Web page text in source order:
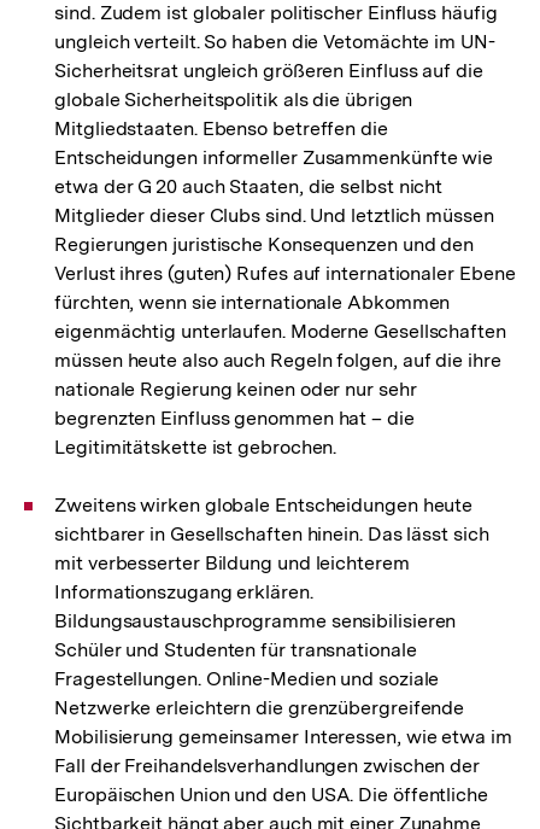
sind. Zudem ist globaler politischer Einfluss häufig
ungleich verteilt. So haben die Vetomächte im UN-
Sicherheitsrat ungleich größeren Einfluss auf die
globale Sicherheitspolitik als die übrigen
Mitgliedstaaten. Ebenso betreffen die
Entscheidungen informeller Zusammenkünfte wie
etwa der G 20 auch Staaten, die selbst nicht
Mitglieder dieser Clubs sind. Und letztlich müssen
Regierungen juristische Konsequenzen und den
Verlust ihres (guten) Rufes auf internationaler Ebene
fürchten, wenn sie internationale Abkommen
eigenmächtig unterlaufen. Moderne Gesellschaften
müssen heute also auch Regeln folgen, auf die ihre
nationale Regierung keinen oder nur sehr
begrenzten Einfluss genommen hat – die
Legitimitätskette ist gebrochen.
Zweitens wirken globale Entscheidungen heute
sichtbarer in Gesellschaften hinein. Das lässt sich
mit verbesserter Bildung und leichterem
Informationszugang erklären.
Bildungsaustauschprogramme sensibilisieren
Schüler und Studenten für transnationale
Fragestellungen. Online-Medien und soziale
Netzwerke erleichtern die grenzübergreifende
Mobilisierung gemeinsamer Interessen, wie etwa im
Fall der Freihandelsverhandlungen zwischen der
Europäischen Union und den USA. Die öffentliche
Sichtbarkeit hängt aber auch mit einer Zunahme